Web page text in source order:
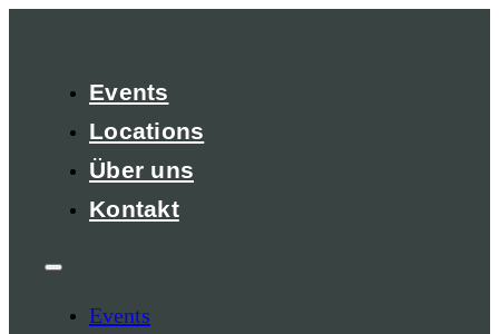
Events
Locations
Über uns
Kontakt
Events